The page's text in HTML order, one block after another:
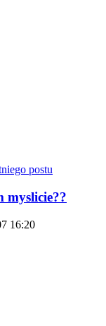
myslicie??
16:20